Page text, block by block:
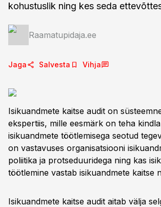
kohustuslik ning kes seda
Raamatupidaja.ee
Jaga Salvesta Vihja
Isikuandmete kaitse audit on
ekspertiis, mille eesmärk on teha
isikuandmete töötlemisega seotud
on vastavuses organisatsiooni
poliitika ja protseduuridega ning kas
töötlemine vastab isikuandmete kaitse
Isikuandmete kaitse audit aitab välja